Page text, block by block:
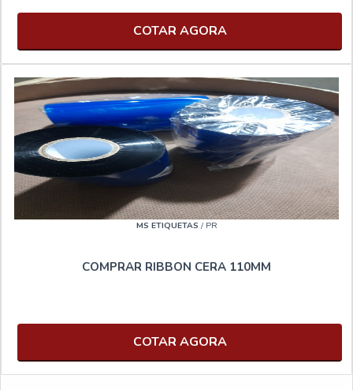
COTAR AGORA
MS ETIQUETAS / PR
COMPRAR RIBBON CERA 110MM
COTAR AGORA